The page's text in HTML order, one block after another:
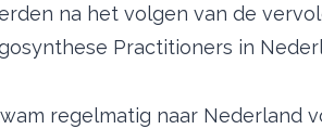
na het volgen van de
Practitioners in
regelmatig naar Nederland